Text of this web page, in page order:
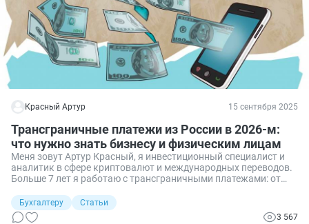
Красный Артур 15 сентября 2025
Трансграничные платежи из России в 2026-м:
что нужно знать бизнесу и физическим лицам
Меня зовут Артур Красный, я инвестиционный специалист и
аналитик в сфере криптовалют и международных переводов.
Больше 7 лет я работаю с трансграничными платежами: от
оборудования и вывода прибыли из зарубежных площадок.
Бухгалтеру
Статьи
3 567